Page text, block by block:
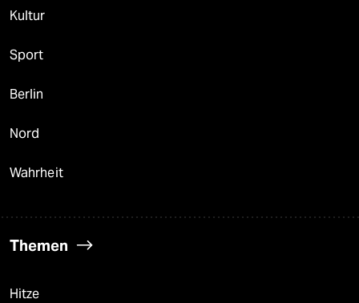
Kultur
Sport
Berlin
Nord
Wahrheit
Themen
Hitze